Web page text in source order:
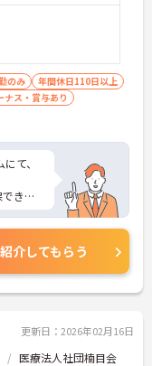
のみ
年間休日110日以上
ナス・賞与あり
て、
き、
で、未
いた
さらに
くださ
紹介してもらう
更新日：2026年02月16日
医療法人社団楠目会